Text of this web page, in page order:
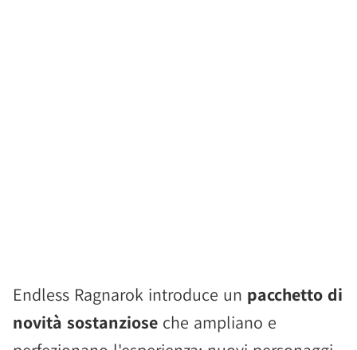
Endless Ragnarok introduce un pacchetto di
novità sostanziose che ampliano e